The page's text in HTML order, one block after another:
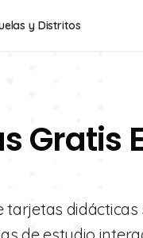
y Distritos
Gratis
tarjetas